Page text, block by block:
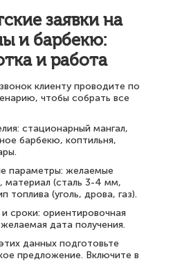
заявки на
и барбекю:
и работа
клиенту проводите по
чтобы собрать все
стационарный мангал,
барбекю, коптильня,
параметры: желаемые
материал (сталь 3-4 мм,
топлива (уголь, дрова, газ).
сроки: ориентировочная
дата получения.
данных подготовьте
предложение. Включите в